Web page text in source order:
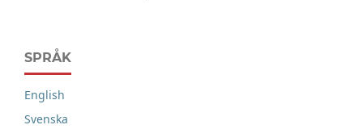
SPRÅK
English
Svenska